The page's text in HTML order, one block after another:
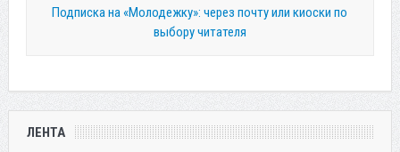
Подписка на «Молодежку»: через почту или киоски по
выбору читателя
ЛЕНТА